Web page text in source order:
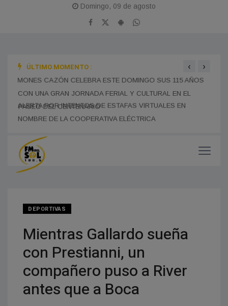
Domingo, 09 de agosto
ÚLTIMO MOMENTO :
MONES CAZÓN CELEBRA ESTE DOMINGO SUS 115 AÑOS
CON UNA GRAN JORNADA FERIAL Y CULTURAL EN EL
PASEO DEL CENTENARIO
‹ ›
DEPORTIVAS
Mientras Gallardo sueña
con Prestianni, un
compañero puso a River
antes que a Boca